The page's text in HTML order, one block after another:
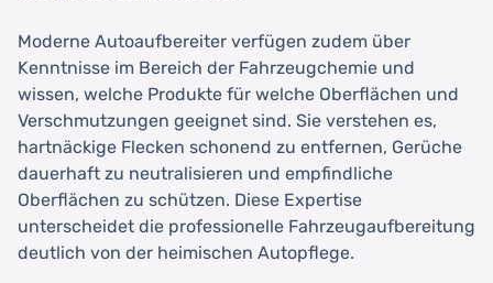
Moderne Autoaufbereiter verfügen zudem über
Kenntnisse im Bereich der Fahrzeugchemie und
wissen, welche Produkte für welche Oberflächen und
Verschmutzungen geeignet sind. Sie verstehen es,
hartnäckige Flecken schonend zu entfernen, Gerüche
dauerhaft zu neutralisieren und empfindliche
Oberflächen zu schützen. Diese Expertise
unterscheidet die professionelle Fahrzeugaufbereitung
deutlich von der heimischen Autopflege.